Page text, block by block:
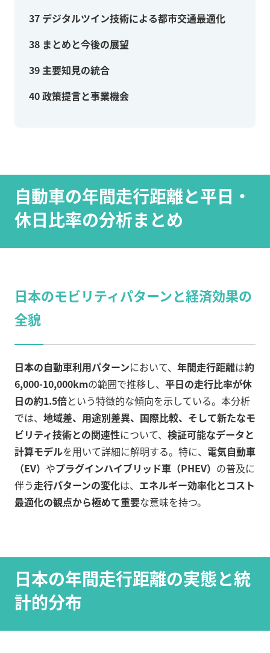
37 デジタルツイン技術による都市交通最適化
38 まとめと今後の展望
39主要知見の統合
40政策提言と事業機会
自動車の年間走行距離と平日・
休日比率の分析まとめ
日本のモビリティパターンと経済効果の
全貌
日本の自動車利用パターンにおいて、 年間走行距離は約
6,000-10,000kmの範囲で推移し、 平日の走行比率が休
日の約1.5倍という特徴的な傾向を示している。本分析
では、 地域差、用途別差異、国際比較、そして新たなモ
ビリティ技術との関連性について、 検証可能なデータと
計算モデルを用いて詳細に解明する。特に、 電気自動車
（EV） やプラグインハイブリッド車（PHEV） の普及に
伴う走行パターンの変化は、 エネルギー効率化とコスト
最適化の観点から極めて重要な意味を持つ。
日本の年間走行距離の実態と統
計的分布